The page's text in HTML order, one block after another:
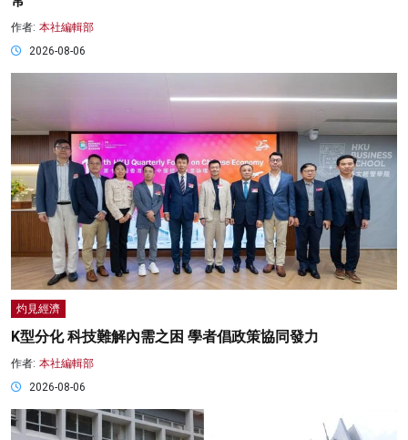
作者: 本社編輯部
2026-08-06
灼見經濟
K型分化 科技難解內需之困 學者倡政策協同發力
作者: 本社編輯部
2026-08-06